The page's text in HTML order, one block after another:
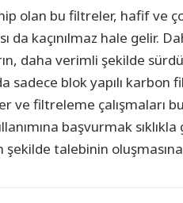
olan bu filtreler, hafif ve
da kaçınılmaz hale
daha verimli şekilde
sadece blok yapılı
ve filtreleme çalışmaları
başvurmak
talebinin